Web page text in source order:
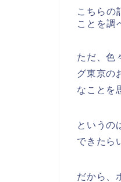
こちらの
ことを調
ただ、色
グ東京の
なことを
というの
できたら
だから、